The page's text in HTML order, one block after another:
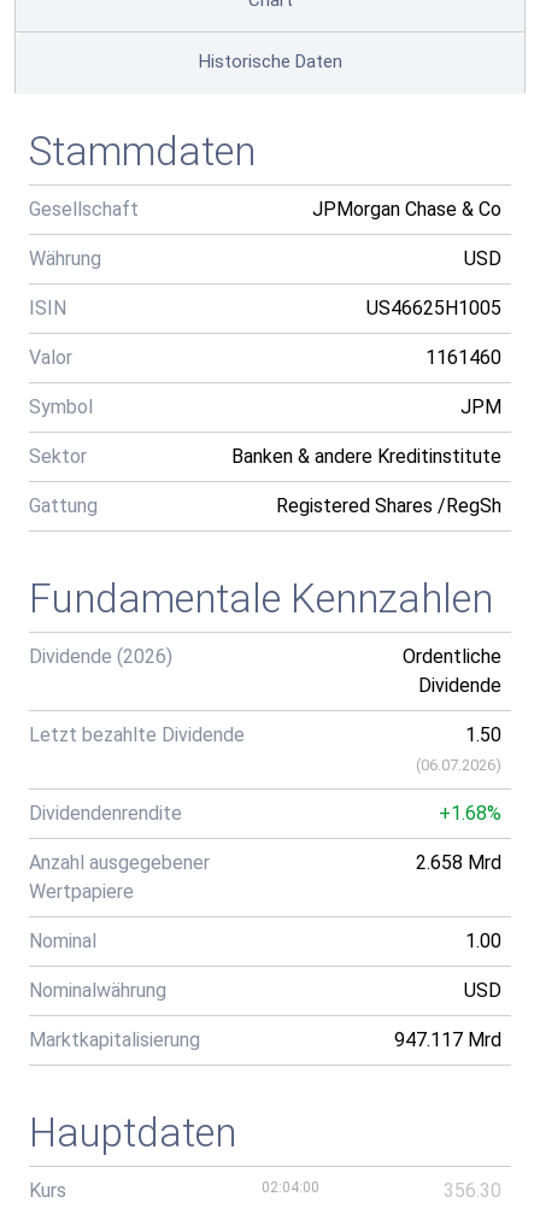
Historische Daten
Stammdaten
Gesellschaft JPMorgan Chase & Co
Währung USD
ISIN US46625H1005
Valor 1161460
Symbol JPM
Sektor Banken & andere Kreditinstitute
Gattung Registered Shares /RegSh
Fundamentale Kennzahlen
Dividende (2026)
Ordentliche
Dividende
Letzt bezahlte Dividende 1.50
(06.07.2026)
Dividendenrendite +1.68%
Anzahl ausgegebener
Wertpapiere
2.658 Mrd
Nominal 1.00
Nominalwährung USD
Marktkapitalisierung 947.117 Mrd
Hauptdaten
Kurs 02:04:00 356.30